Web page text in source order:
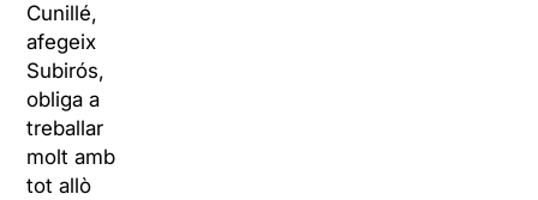
Cunillé,
afegeix
Subirós,
obliga a
treballar
molt amb
tot allò